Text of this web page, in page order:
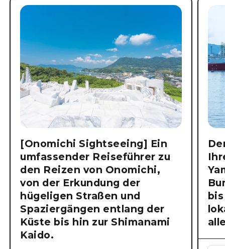
[Onomichi Sightseeing] Ein
umfassender Reiseführer zu
den Reizen von Onomichi,
von der Erkundung der
hügeligen Straßen und
Spaziergängen entlang der
Küste bis hin zur Shimanami
Kaido.